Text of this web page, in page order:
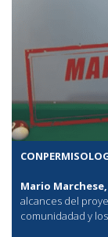
Mario
alcances del
comunidadad y